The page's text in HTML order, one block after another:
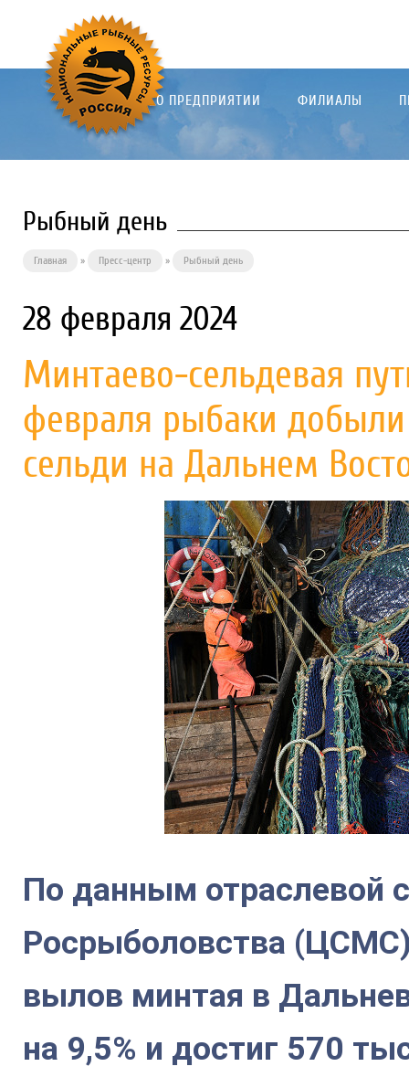
О ПРЕДПРИЯТИИ ФИЛИАЛЫ
Рыбный день
Главная » Пресс-центр » Рыбный день
28 февраля 2024
Минтаево-сельдевая
февраля рыбаки
сельди на Дальнем
По данным отраслевой
Росрыболовства
вылов минтая в
на 9,5% и достиг 570